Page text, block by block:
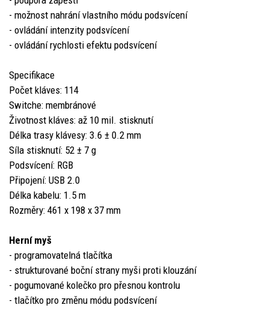
- možnost nahrání vlastního módu podsvícení
- ovládání intenzity podsvícení
- ovládání rychlosti efektu podsvícení
Specifikace
Počet kláves: 114
Switche: membránové
Životnost kláves: až 10 mil. stisknutí
Délka trasy klávesy: 3.6 ± 0.2 mm
Síla stisknutí: 52 ± 7 g
Podsvícení: RGB
Připojení: USB 2.0
Délka kabelu: 1.5 m
Rozměry: 461 x 198 x 37 mm
Herní myš
- programovatelná tlačítka
- strukturované boční strany myši proti klouzání
- pogumované kolečko pro přesnou kontrolu
- tlačítko pro změnu módu podsvícení